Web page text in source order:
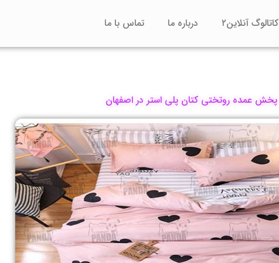
کاتالوگ آنلاین۲ درباره ما تماس با ما
پخش عمده روتختی کتان پلی استر در اصفهان